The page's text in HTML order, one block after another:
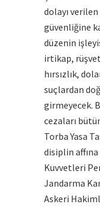
dolayı
güvenliğine
düzenin
irtikap, rüşvet
hırsızlık,
suçlardan
girmeyecek.
cezaları
Torba Yasa
disiplin
Kuvvetleri
Jandarma
Askeri